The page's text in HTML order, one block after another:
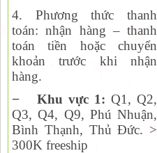
4. Phương thức thanh
toán: nhận hàng – thanh
toán tiền hoặc chuyển
khoản trước khi nhận
hàng.
−
Khu vực 1: Q1, Q2,
Q3, Q4, Q9, Phú Nhuận,
Bình Thạnh, Thủ Đức. >
300K freeship